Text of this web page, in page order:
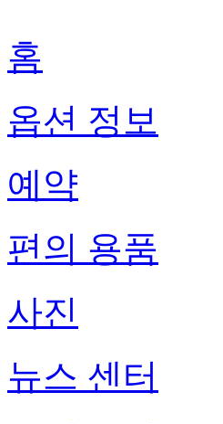
홈
옵션 정보
예약
편의 용품
사진
뉴스 센터